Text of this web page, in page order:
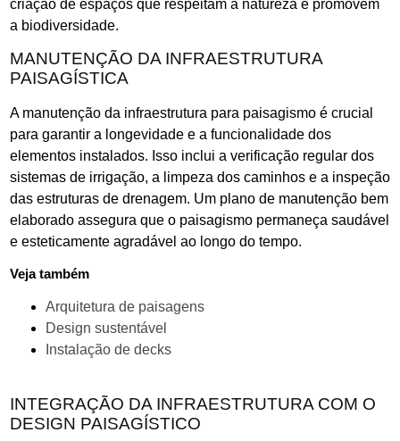
criação de espaços que respeitam a natureza e promovem
a biodiversidade.
MANUTENÇÃO DA INFRAESTRUTURA
PAISAGÍSTICA
A manutenção da infraestrutura para paisagismo é crucial
para garantir a longevidade e a funcionalidade dos
elementos instalados. Isso inclui a verificação regular dos
sistemas de irrigação, a limpeza dos caminhos e a inspeção
das estruturas de drenagem. Um plano de manutenção bem
elaborado assegura que o paisagismo permaneça saudável
e esteticamente agradável ao longo do tempo.
Veja também
Arquitetura de paisagens
Design sustentável
Instalação de decks
INTEGRAÇÃO DA INFRAESTRUTURA COM O
DESIGN PAISAGÍSTICO